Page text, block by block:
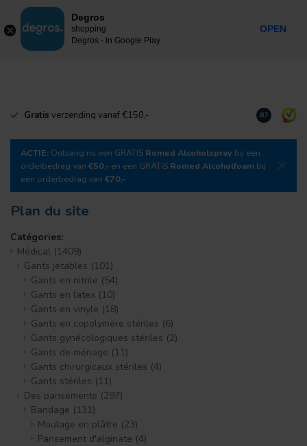
MENU
Gratis verzending vanaf €150,- Téléchargez
8.7
ACTIE: Ontvang nu een GRATIS Romed Alcoholspray bij een
orderbedrag van €50,- en een GRATIS Romed Alcoholfoam bij
een orderbedrag van €70,-
Plan du site
Catégories:
Médical (1409)
Gants jetables (101)
Gants en nitrile (54)
Gants en latex (10)
Gants en vinyle (18)
Gants en copolymère stériles (6)
Gants gynécologiques stériles (2)
Gants de ménage (11)
Gants chirurgicaux stériles (4)
Gants stériles (11)
Des pansements (297)
Bandage (131)
Moulage en plâtre (23)
Pansement d'alginate (4)
Degros
shopping
Degros - in Google Play
OPEN